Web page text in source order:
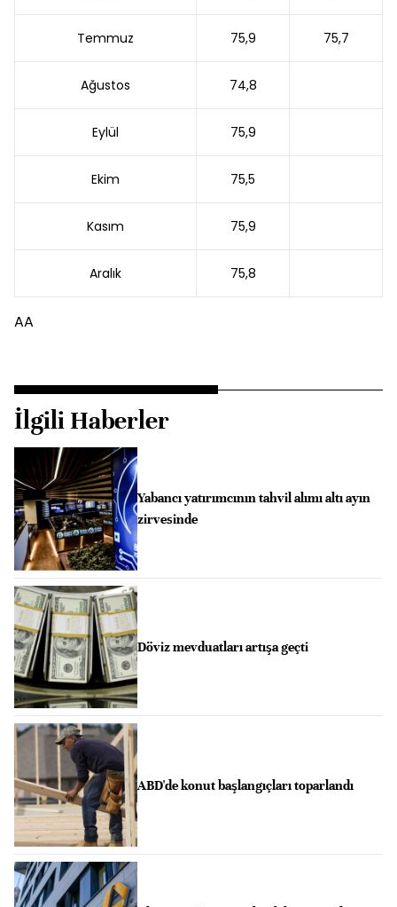
Temmuz 75,9 75,7
Ağustos 74,8
Eylül 75,9
Ekim 75,5
Kasım 75,9
Aralık 75,8
AA
İlgili Haberler
Yabancı yatırımcının tahvil alımı altı ayın
zirvesinde
Döviz mevduatları artışa geçti
ABD'de konut başlangıçları toparlandı